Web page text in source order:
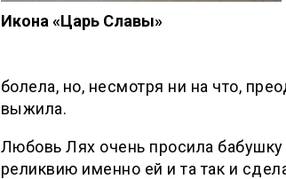
Икона «Царь Славы»
болела, но, несмотря ни на что,
выжила.
Любовь Лях очень просила
реликвию именно ей и та так и